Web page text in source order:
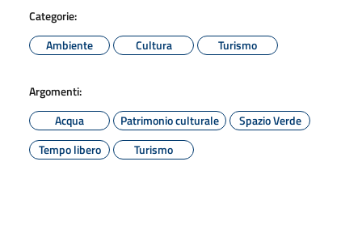
Categorie:
Ambiente
Cultura Turismo
Argomenti:
Acqua
Patrimonio culturale
Spazio Verde
Tempo libero
Turismo